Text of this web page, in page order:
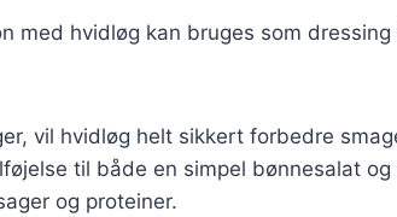
med hvidløg kan bruges som
vil hvidløg helt sikkert forbedre
til både en simpel bønnesalat og
og proteiner.